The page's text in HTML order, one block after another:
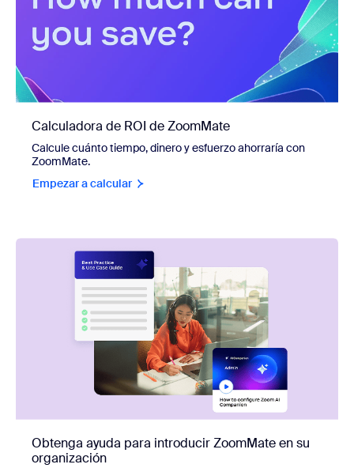
Calculadora de ROI de ZoomMate
Calcule cuánto tiempo, dinero y esfuerzo ahorraría con
ZoomMate.
Empezar a calcular
Obtenga ayuda para introducir ZoomMate en su
organización